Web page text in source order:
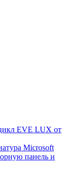
EVE LUX от
Microsoft
панель и